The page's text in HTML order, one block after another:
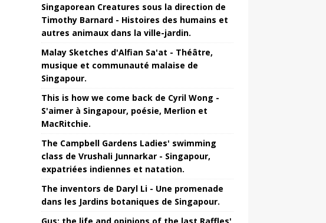
Singaporean Creatures sous la direction de
Timothy Barnard - Histoires des humains et
autres animaux dans la ville-jardin.
Malay Sketches d'Alfian Sa'at - Théâtre,
musique et communauté malaise de
Singapour.
This is how we come back de Cyril Wong -
S'aimer à Singapour, poésie, Merlion et
MacRitchie.
The Campbell Gardens Ladies' swimming
class de Vrushali Junnarkar - Singapour,
expatriées indiennes et natation.
The inventors de Daryl Li - Une promenade
dans les Jardins botaniques de Singapour.
Gus: the life and opinions of the last Raffles'